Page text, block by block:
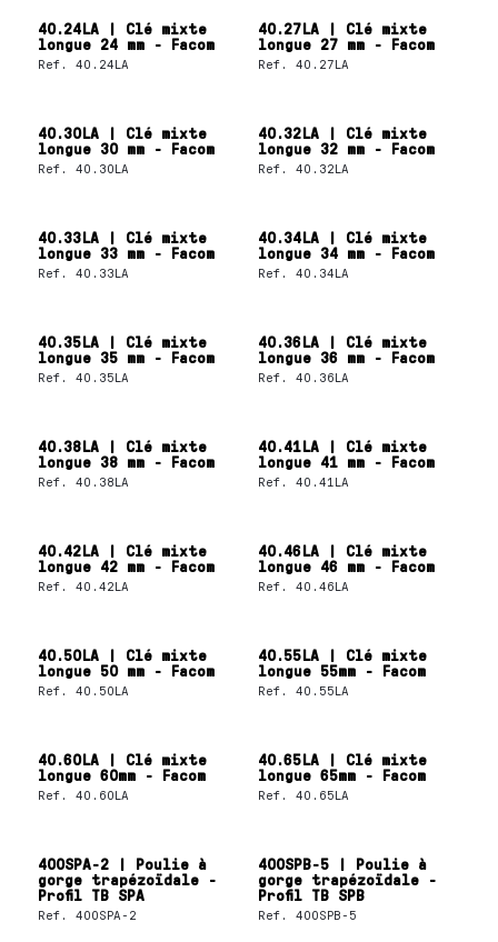
40.24LA | Clé mixte
longue 24 mm - Facom
Ref.40.24LA
40.27LA | Clé mixte
longue 27 mm - Facom
Ref. 40.27LA
40.30LA | Clé mixte
longue 30 mm - Facom
Ref.40.30LA
40.32LA | Clé mixte
longue 32 mm - Facom
Ref. 40.32LA
40.33LA | Clé mixte
longue 33 mm - Facom
Ref.40.33LA
40.34LA | Clé mixte
longue 34 mm - Facom
Ref. 40.34LA
40.35LA | Clé mixte
longue 35 mm - Facom
Ref.40.35LA
40.36LA | Clé mixte
longue 36 mm - Facom
Ref. 40.36LA
40.38LA | Clé mixte
longue 38 mm - Facom
Ref.40.38LA
40.41LA | Clé mixte
longue 41 mm - Facom
Ref. 40.41LA
40.42LA | Clé mixte
longue 42 mm - Facom
Ref.40.42LA
40.46LA | Clé mixte
longue 46 mm - Facom
Ref. 40.46LA
40.50LA | Clé mixte
longue 50 mm - Facom
Ref.40.50LA
40.55LA | Clé mixte
longue 55mm - Facom
Ref. 40.55LA
40.60LA | Clé mixte
longue 60mm - Facom
Ref.40.60LA
40.65LA | Clé mixte
longue 65mm - Facom
Ref. 40.65LA
400SPA-2 | Poulie à
gorge trapézoïdale -
Profil TB SPA
Ref.400SPA-2
400SPB-5 | Poulie à
gorge trapézoïdale -
Profil TB SPB
Ref. 400SPB-5